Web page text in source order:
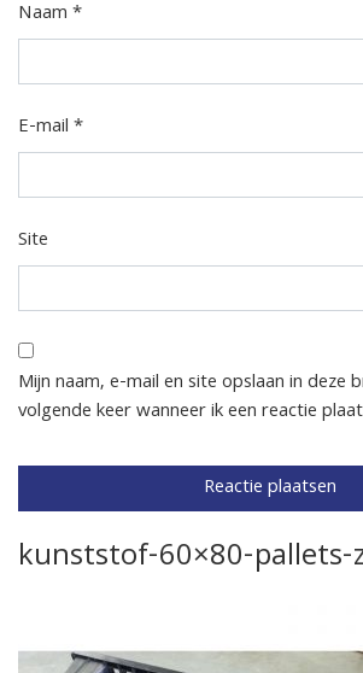
Naam*
E-mail*
Site
Mijn naam, e-mail en site opslaan in deze
volgende keer wanneer ik een reactie
kunststof-60×80-